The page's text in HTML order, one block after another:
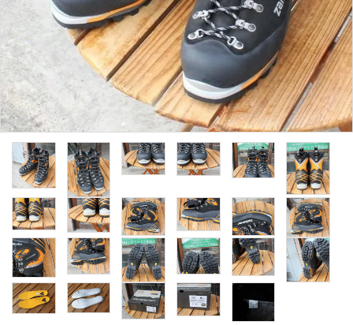
レンタル・修理
店舗情報
POLICY
INFORMATION
ACCOUNT MENU
ようこそ ゲスト 様
meeting_room ログイン person 新規会員登録